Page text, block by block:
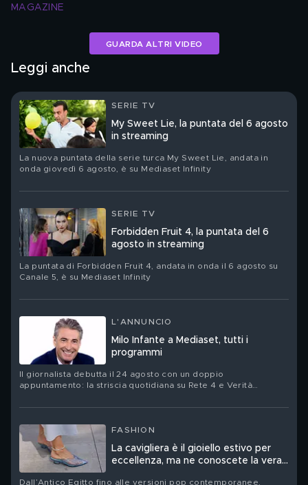
MAGAZINE
GUARDA ALTRI VIDEO
Leggi anche
SERIE TV
My Sweet Lie, la puntata del 6 agosto
in streaming
La nuova puntata della serie turca My Sweet Lie, andata in
onda giovedì 6 agosto, è su Mediaset Infinity
SERIE TV
Forbidden Fruit 4, la puntata del 6
agosto in streaming
La puntata di Forbidden Fruit 4, andata in onda il 6 agosto su
Canale 5, è su Mediaset Infinity
L'ANNUNCIO
Milo Infante a Mediaset, tutti i
programmi
Il giornalista debutta il 24 agosto con un doppio
appuntamento: la striscia quotidiana su Rete 4 e Verità
FASHION
La cavigliera è il gioiello estivo per
eccellenza, ma ne conoscete la vera
Dall’Antico Egitto fino alle versioni pop contemporanee,